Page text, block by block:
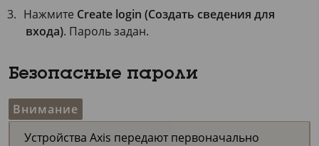
Нажмите Create login (Создать сведения для
входа). Пароль задан.
Безопасные пароли
Внимание
Устройства Axis передают первоначально